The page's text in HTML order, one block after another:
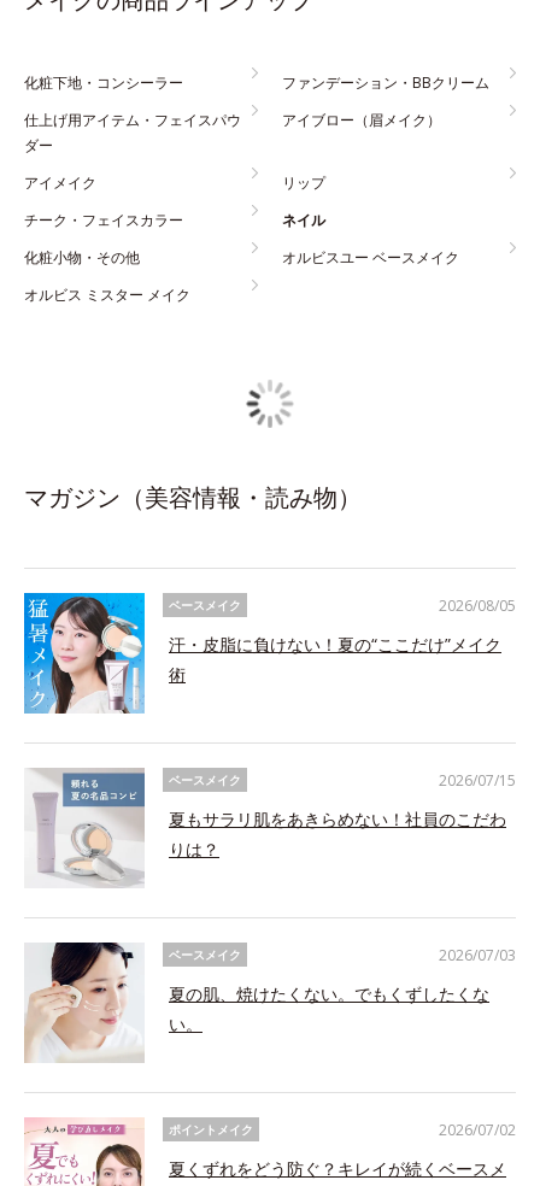
化粧下地・コンシーラー
ファンデーション・BBクリーム
仕上げ用アイテム・フェイスパウ
ダー
アイブロー（眉メイク）
アイメイク
リップ
チーク・フェイスカラー
ネイル
化粧小物・その他
オルビスユー ベースメイク
オルビス ミスター メイク
マガジン（美容情報・読み物）
ベースメイク
汗・皮脂に負けない！夏の“ここだけ”メイク
術
2026/08/05
ベースメイク
夏もサラリ肌をあきらめない！社員のこだわ
りは？
2026/07/15
ベースメイク
夏の肌、焼けたくない。でもくずしたくな
い。
2026/07/03
ポイントメイク
夏くずれをどう防ぐ？キレイが続くベースメ
2026/07/02